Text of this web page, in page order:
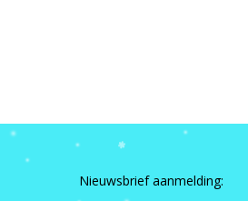
Nieuwsbrief aanmelding: